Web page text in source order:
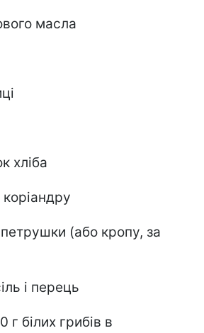
масла
хліба
(або кропу, за
і перець
г білих грибів в